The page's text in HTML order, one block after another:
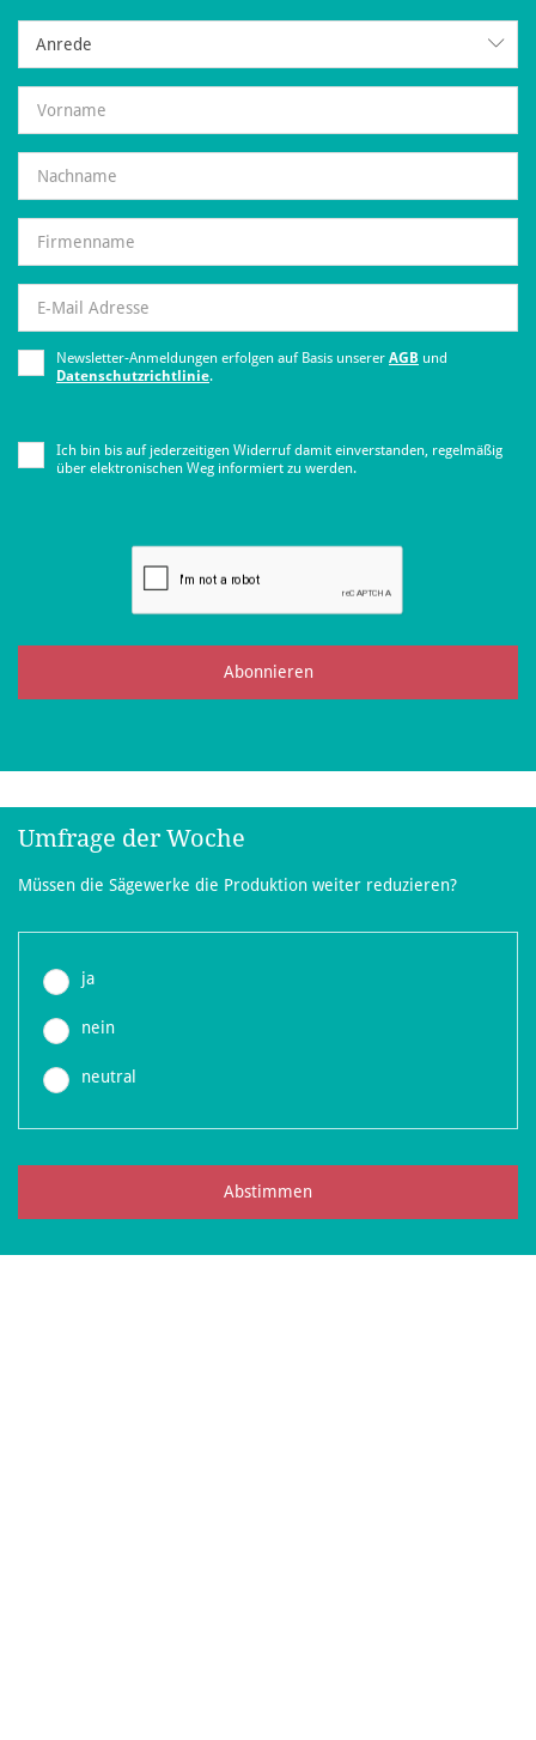
Anrede
Newsletter-Anmeldungen erfolgen auf Basis unserer AGB und
Datenschutzrichtlinie.
Ich bin bis auf jederzeitigen Widerruf damit einverstanden, regelmäßig
über elektronischen Weg informiert zu werden.
Abonnieren
Umfrage der Woche
Müssen die Sägewerke die Produktion weiter reduzieren?
ja
nein
neutral
Abstimmen